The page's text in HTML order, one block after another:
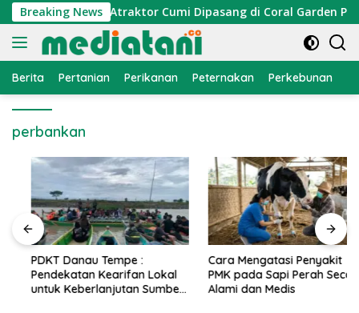
Langsung
ke
konten
Breaking News
Nelayan, Atraktor Cumi Dipasang di Coral Garden Pulau
Berita Pertanian Perikanan Peternakan Perkebunan
perbankan
PDKT Danau Tempe :
Pendekatan Kearifan Lokal
untuk Keberlanjutan Sumber
Cara Mengatasi Penyakit
PMK pada Sapi Perah Secara
Alami dan Medis